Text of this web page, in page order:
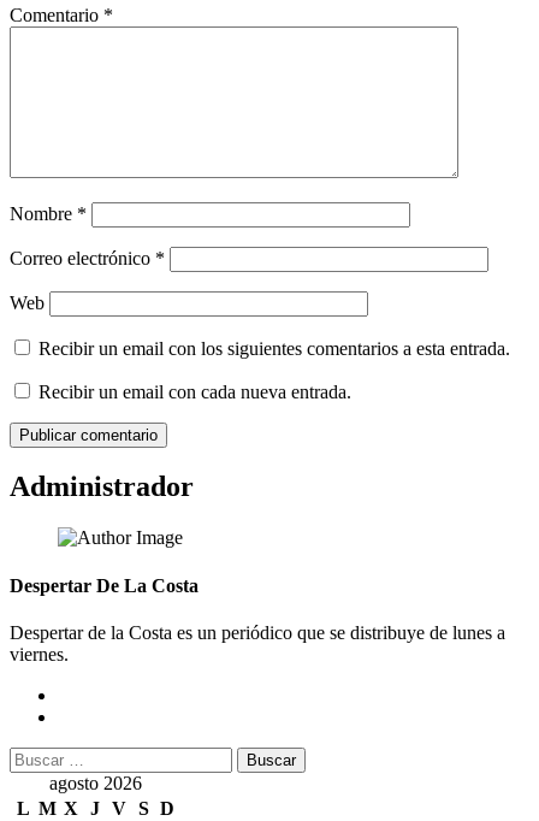
Comentario *
Nombre *
Correo electrónico *
Web
Recibir un email con los siguientes comentarios a esta entrada.
Recibir un email con cada nueva entrada.
Administrador
Despertar De La Costa
Despertar de la Costa es un periódico que se distribuye de lunes a
viernes.
Buscar:
agosto 2026
L M X J V S D